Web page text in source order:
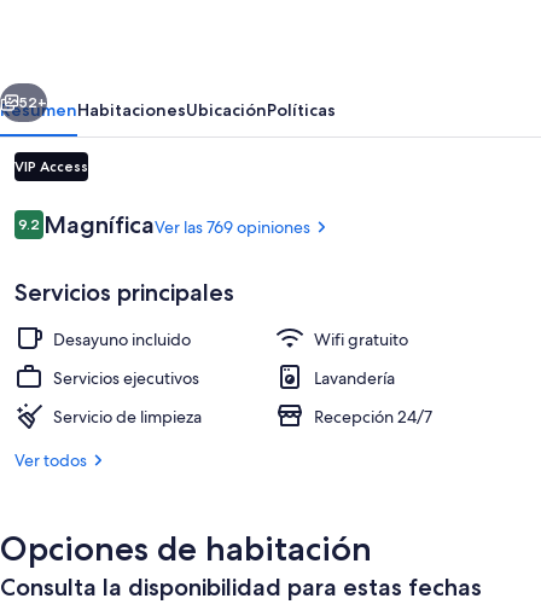
Habitación estándar con 2 camas
Siguiente
52+
ResumenHabitacionesUbicaciónPolíticas
VIP Access
Opiniones
9.29.2 de 10,
MagníficaVer las 769 opiniones
Servicios principales
Desayuno incluido
Wifi gratuito
Servicios ejecutivos
Lavandería
Servicio de limpieza
Recepción 24/7
Ver todos
Opciones de habitación
Consulta la disponibilidad para estas fechas